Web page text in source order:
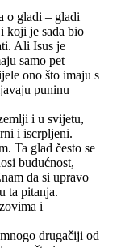
o gladi – gladi
koji je sada bio
Ali Isus je
samo pet
ono što imaju s
puninu
i u svijetu,
i iscrpljeni.
Ta glad često se
budućnost,
da si upravo
ta pitanja.
i
drugačiji od